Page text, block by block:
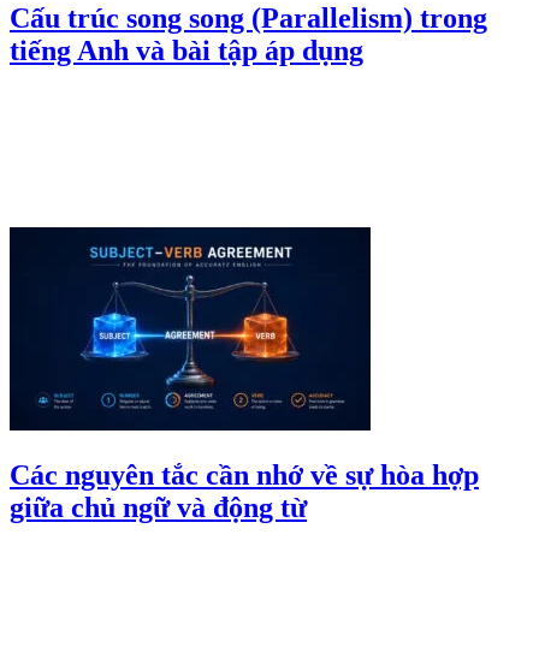
Cấu trúc song song (Parallelism) trong
tiếng Anh và bài tập áp dụng
Các nguyên tắc cần nhớ về sự hòa hợp
giữa chủ ngữ và động từ